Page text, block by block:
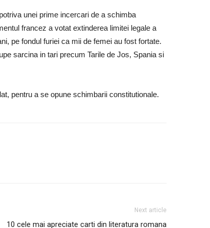
unei prime incercari de a schimba
francez a votat extinderea limitei legale a
pe fondul furiei ca mii de femei au fost fortate.
sarcina in tari precum Tarile de Jos, Spania si
pentru a se opune schimbarii constitutionale.
Next article
10 cele mai apreciate carti din literatura romana